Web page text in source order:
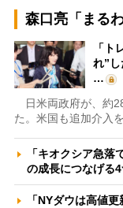
森口亮「まる
「ト
れ”し
…
日米両政府が、約
た。米国も追加介入
「キオクシア急
の成長につなげ
「NYダウは高値